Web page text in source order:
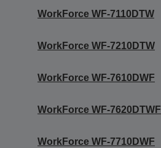
WorkForce WF-7110DTW
WorkForce WF-7210DTW
WorkForce WF-7610DWF
WorkForce WF-7620DTWF
WorkForce WF-7710DWF